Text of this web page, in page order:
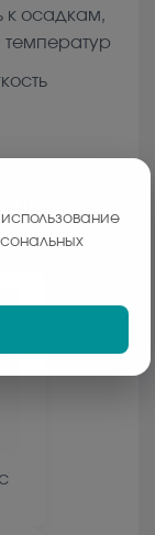
к осадкам,